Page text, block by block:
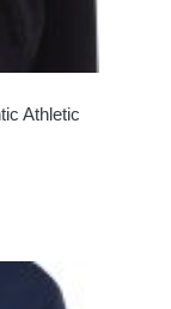
Athletic